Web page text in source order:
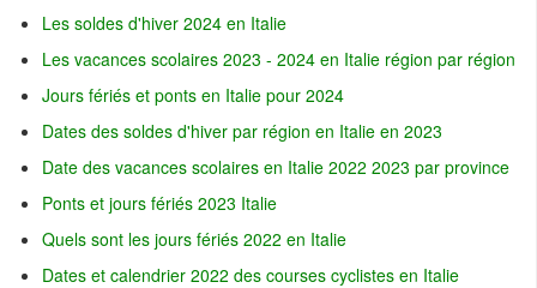
Les soldes d'hiver 2024 en Italie
Les vacances scolaires 2023 - 2024 en Italie région par région
Jours fériés et ponts en Italie pour 2024
Dates des soldes d'hiver par région en Italie en 2023
Date des vacances scolaires en Italie 2022 2023 par province
Ponts et jours fériés 2023 Italie
Quels sont les jours fériés 2022 en Italie
Dates et calendrier 2022 des courses cyclistes en Italie